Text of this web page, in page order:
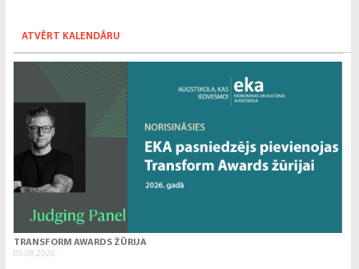
ATVĒRT KALENDĀRU
TRANSFORM AWARDS ŽŪRIJA
05.08.2026.